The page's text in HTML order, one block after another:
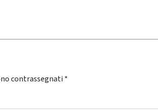
contrassegnati *